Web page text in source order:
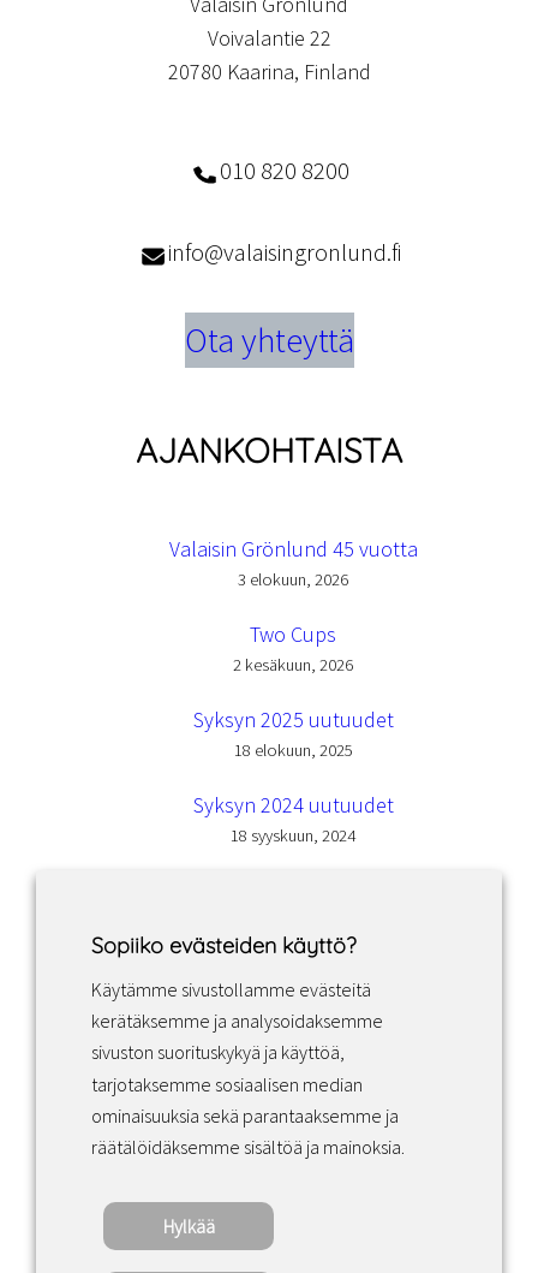
Voivalantie 22
20780 Kaarina, Finland
010 820 8200
info@valaisingronlund.fi
Ota yhteyttä
AJANKOHTAISTA
Valaisin Grönlund 45 vuotta
3 elokuun, 2026
Two Cups
2 kesäkuun, 2026
Syksyn 2025 uutuudet
18 elokuun, 2025
Syksyn 2024 uutuudet
18 syyskuun, 2024
Facebook Instagram LinkedIn
Sopimusehdot
Copyright ©2022 · Valaisin Grönlund
Sopiiko evästeiden käyttö?
Käytämme sivustollamme evästeitä
kerätäksemme ja analysoidaksemme
sivuston suorituskykyä ja käyttöä,
tarjotaksemme sosiaalisen median
ominaisuuksia sekä parantaaksemme ja
räätälöidäksemme sisältöä ja mainoksia.
Hylkää